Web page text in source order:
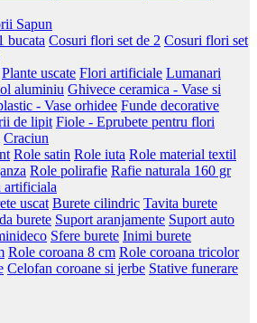
Sapun
bucata Cosuri flori set de 2 Cosuri flori set
Plante uscate Flori artificiale Lumanari
aluminiu Ghivece ceramica - Vase si
- Vase orhidee Funde decorative
de lipit Fiole - Eprubete pentru flori
Craciun
Role satin Role iuta Role material textil
Role polirafie Rafie naturala 160 gr
artificiala
uscat Burete cilindric Tavita burete
burete Suport aranjamente Suport auto
Sfere burete Inimi burete
Role coroana 8 cm Role coroana tricolor
Celofan coroane si jerbe Stative funerare